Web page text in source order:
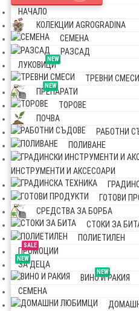
НАЧАЛО
КОЛЕКЦИИ AGROGRADINA
СЕМЕНА
РАЗСАД
NEW
ЛУКОВИЦИ
ТРЕВНИ СМЕСИ
NEW
ПРЕПАРАТИ
ТОРОВЕ
ПОЧВА
РАБОТНИ
ПОЛИВАНЕ
ИНСТРУМЕНТИ И АКСЕСОАРИ
ГОТОВИ
СРЕДСТВА ЗА БОРБА
СТОКИ ЗА
ПОЛИЕТИЛЕН
SALE
ПРОМОЦИИ
NEW
ЗА ДЕЦА
NEW
ВИНО И РАКИЯ
СЕМЕНА